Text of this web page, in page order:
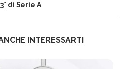
di Serie A
INTERESSARTI